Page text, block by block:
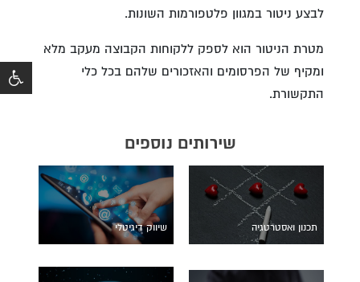
לבצע ניטור במגוון פלטפורמות השונות.
מטרת הניטור הוא לספק ללקוחות הקבוצה מעקב מלא
ומקיף של הפרסומים והאזכורים שלהם בכל כלי
התקשורת.
שירותים נוספים
תכנון ואסטרטגיה שיווק דיגיטלי